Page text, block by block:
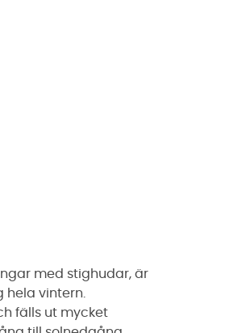
med stighudar, är
hela vintern.
fälls ut mycket